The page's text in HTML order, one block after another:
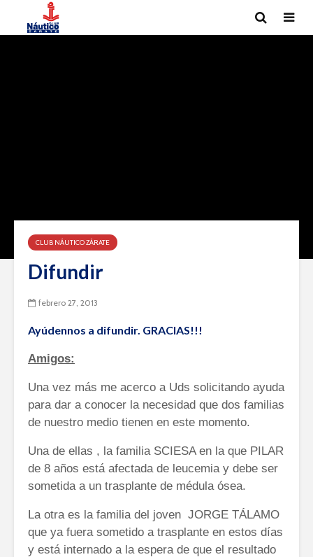
CLUB NÁUTICO ZÁRATE
Difundir
febrero 27, 2013
Ayúdennos a difundir. GRACIAS!!!
Amigos:
Una vez más me acerco a Uds solicitando ayuda
para dar a conocer la necesidad que dos familias
de nuestro medio tienen en este momento.
Una de ellas , la familia SCIESA en la que PILAR
de 8 años está afectada de leucemia y debe ser
sometida a un trasplante de médula ósea.
La otra es la familia del joven JORGE TÁLAMO
que ya fuera sometido a trasplante en estos días
y está internado a la espera de que el resultado